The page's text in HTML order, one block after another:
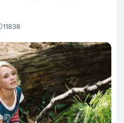
11838